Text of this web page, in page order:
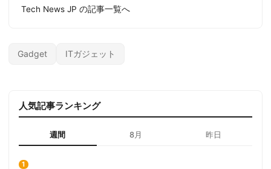
Tech News JP の記事一覧へ
Gadget ITガジェット
人気記事ランキング
週間 8月 昨日